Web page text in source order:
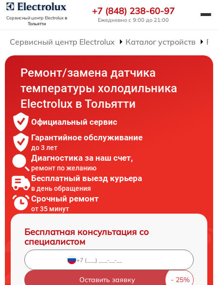
Сервисный центр Electroluxв
Тольятти
+7 (848) 238-60-97
Ежедневно с 9:00 до 21:00
Сервисный центр Electrolux Каталог устройств
Ремонт/замена датчика
температуры холодильника
Electrolux в Тольятти
Официальный сервис
Гарантийное обслуживание
до 3 лет
Диагностика за наш счет,
ремонт по желанию
Бесплатный выезд курьера
в день обращения
Срочный ремонт
от 35 минут
Бесплатная консультация со
специалистом
Оставить заявку